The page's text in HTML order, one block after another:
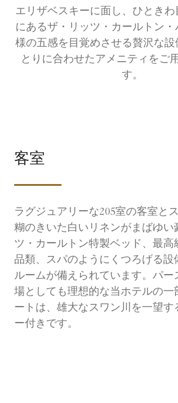
エリザベスキーに面し、ひときわ
にあるザ・リッツ・カールトン
様の五感を目覚めさせる贅沢な
とりに合わせたアメニティをご
す。
客室
ラグジュアリーな205室の客室と
糊のきいた白いリネンがまばゆい
ツ・カールトン特製ベッド、最高
品類、スパのようにくつろげる設
ルームが備えられています。パー
場としても理想的な当ホテルの一
ートは、雄大なスワン川を一望す
ー付きです。